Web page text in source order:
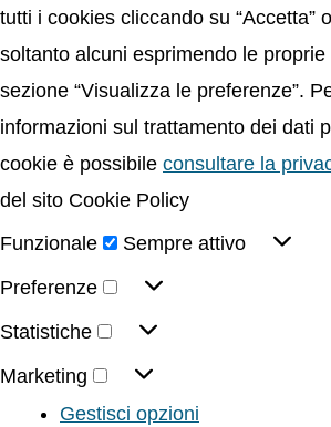
tutti i cookies cliccando su “Accetta”
soltanto alcuni esprimendo le
sezione “Visualizza le preferenze”.
informazioni sul trattamento dei dati
cookie è possibile consultare la
del sito Cookie Policy
Funzionale
Sempre attivo
Preferenze
Statistiche
Marketing
Gestisci opzioni